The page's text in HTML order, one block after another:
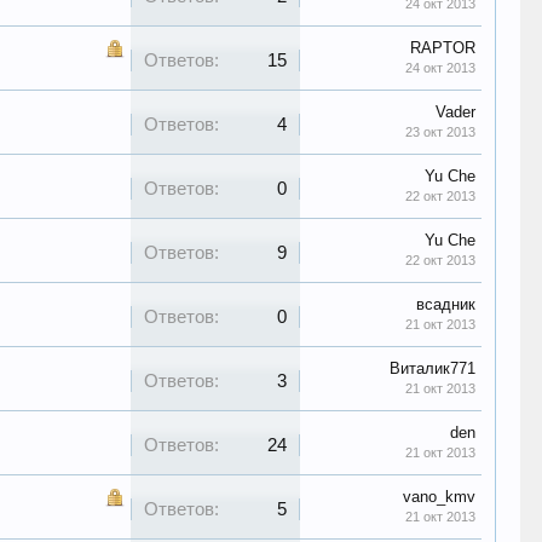
24 окт 2013
Ответов: 15
RAPTOR
24 окт 2013
Ответов: 4
Vader
23 окт 2013
Ответов: 0
Yu Che
22 окт 2013
Ответов: 9
Yu Che
22 окт 2013
Ответов: 0
всадник
21 окт 2013
Ответов: 3
Виталик771
21 окт 2013
Ответов: 24
den
21 окт 2013
Ответов: 5
vano_kmv
21 окт 2013